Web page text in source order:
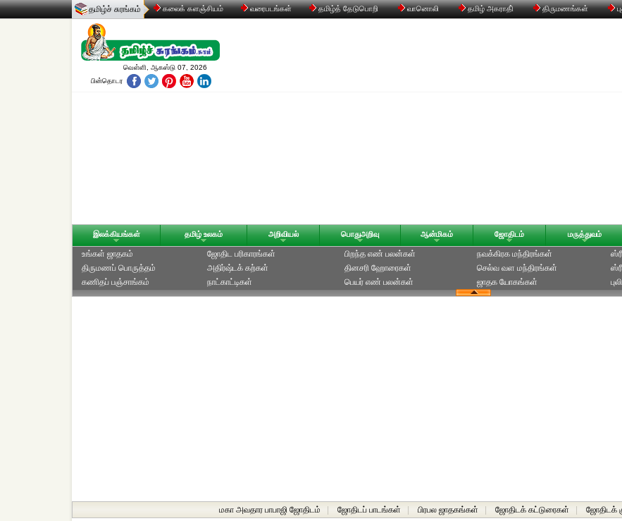
தமிழ்ச் சுரங்கம் கலைக் களஞ்சியம் வரைபடங்கள் தமிழ்த் தேடுபொறி வானொலி தமிழ் அகராதி் திருமணங்கள்
வெள்ளி, ஆகஸ்டு 07, 2026
பின்தொடர
இலக்கியங்கள் தமிழ் உலகம் அறிவியல் பொதுஅறிவு ஆன்மிகம் ஜோதிடம் மருத்துவம்
உங்கள் ஜாதகம்
திருமணப் பொருத்தம்
கணிதப் பஞ்சாங்கம்
ஜோதிட ப‌ரிகார‌ங்க‌ள்
அதிர்ஷ்டக் கற்கள்
நாட்காட்டிகள்
பிறந்த எண் பலன்கள்
தினசரி ஹோரைகள்
பெயர் எண் பலன்கள்
நவக்கிரக மந்திரங்கள்
செல்வ வள மந்திரங்கள்
ஜாதக யோகங்கள்
மகா அவதார பாபாஜி ஜோதிடம் ஜோதிடப் பாடங்கள் பிரபல ஜாதகங்கள் ஜோதிடக் கட்டுரைகள் ஜோதிடக்